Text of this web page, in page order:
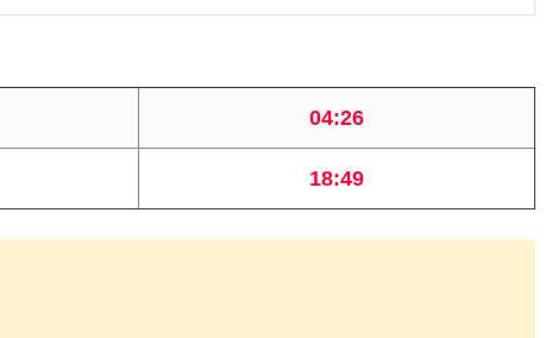
04:26
18:49